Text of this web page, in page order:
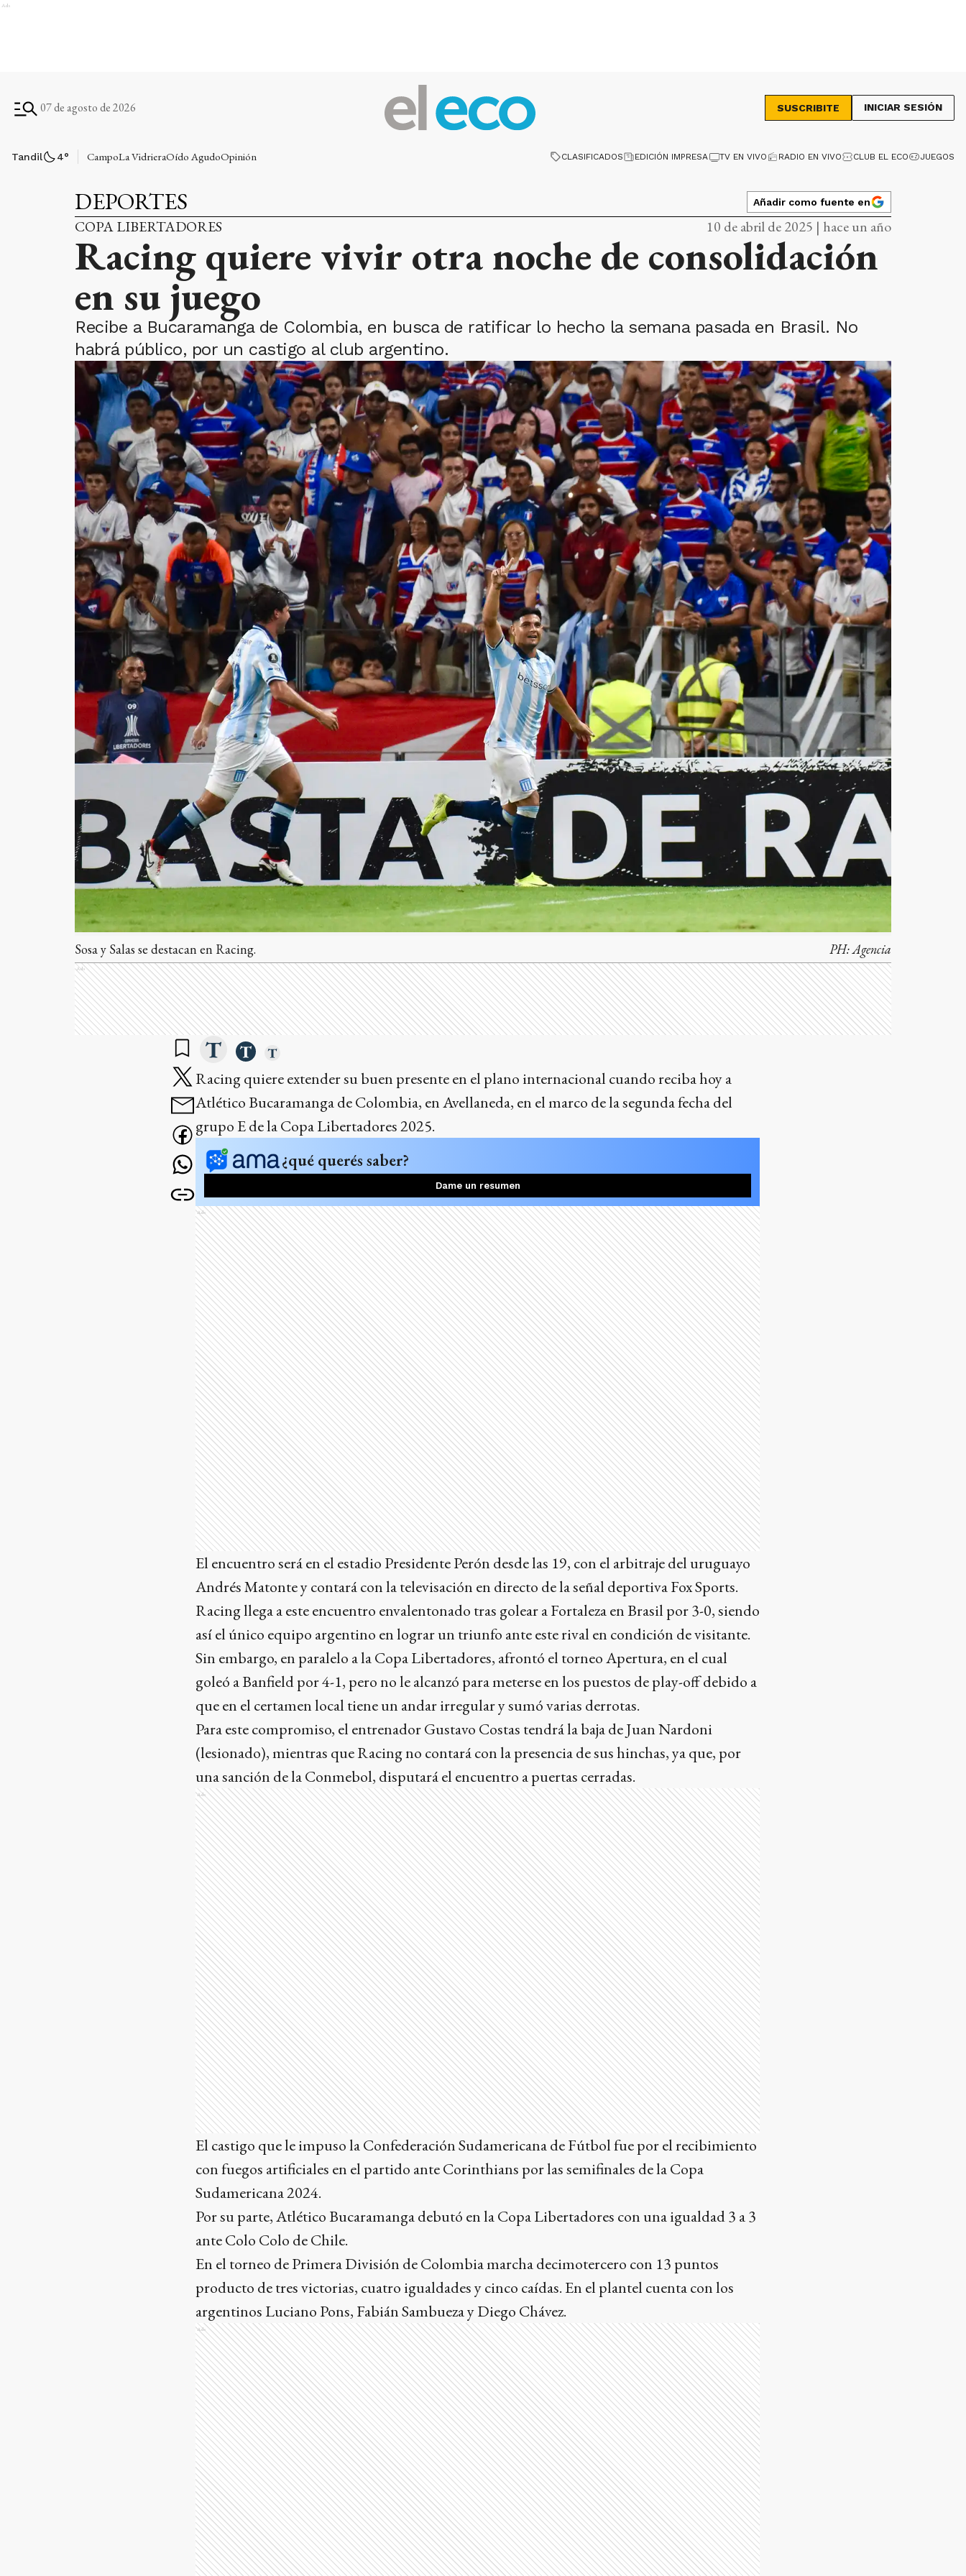
Ads
07 de agosto de 2026 SUSCRIBITE INICIAR SESIÓN
Tandil 4° CampoLa VidrieraOído AgudoOpinión CLASIFICADOS EDICIÓN IMPRESA TV EN VIVO RADIO EN VIVO CLUB EL ECO JUEGOS
DEPORTES Añadir como fuente en
COPA LIBERTADORES 10 de abril de 2025 | hace un año
Racing quiere vivir otra noche de consolidación
en su juego
Recibe a Bucaramanga de Colombia, en busca de ratificar lo hecho la semana pasada en Brasil. No
habrá público, por un castigo al club argentino.
Sosa y Salas se destacan en Racing. PH:Agencia
Ads
Racing quiere extender su buen presente en el plano internacional cuando reciba hoy a
Atlético Bucaramanga de Colombia, en Avellaneda, en el marco de la segunda fecha del
grupo E de la Copa Libertadores 2025.
¿qué querés saber?
Dame un resumen
Ads
El encuentro será en el estadio Presidente Perón desde las 19, con el arbitraje del uruguayo
Andrés Matonte y contará con la televisación en directo de la señal deportiva Fox Sports.
Racing llega a este encuentro envalentonado tras golear a Fortaleza en Brasil por 3-0, siendo
así el único equipo argentino en lograr un triunfo ante este rival en condición de visitante.
Sin embargo, en paralelo a la Copa Libertadores, afrontó el torneo Apertura, en el cual
goleó a Banfield por 4-1, pero no le alcanzó para meterse en los puestos de play-off debido a
que en el certamen local tiene un andar irregular y sumó varias derrotas.
Para este compromiso, el entrenador Gustavo Costas tendrá la baja de Juan Nardoni
(lesionado), mientras que Racing no contará con la presencia de sus hinchas, ya que, por
una sanción de la Conmebol, disputará el encuentro a puertas cerradas.
Ads
El castigo que le impuso la Confederación Sudamericana de Fútbol fue por el recibimiento
con fuegos artificiales en el partido ante Corinthians por las semifinales de la Copa
Sudamericana 2024.
Por su parte, Atlético Bucaramanga debutó en la Copa Libertadores con una igualdad 3 a 3
ante Colo Colo de Chile.
En el torneo de Primera División de Colombia marcha decimotercero con 13 puntos
producto de tres victorias, cuatro igualdades y cinco caídas. En el plantel cuenta con los
argentinos Luciano Pons, Fabián Sambueza y Diego Chávez.
Ads